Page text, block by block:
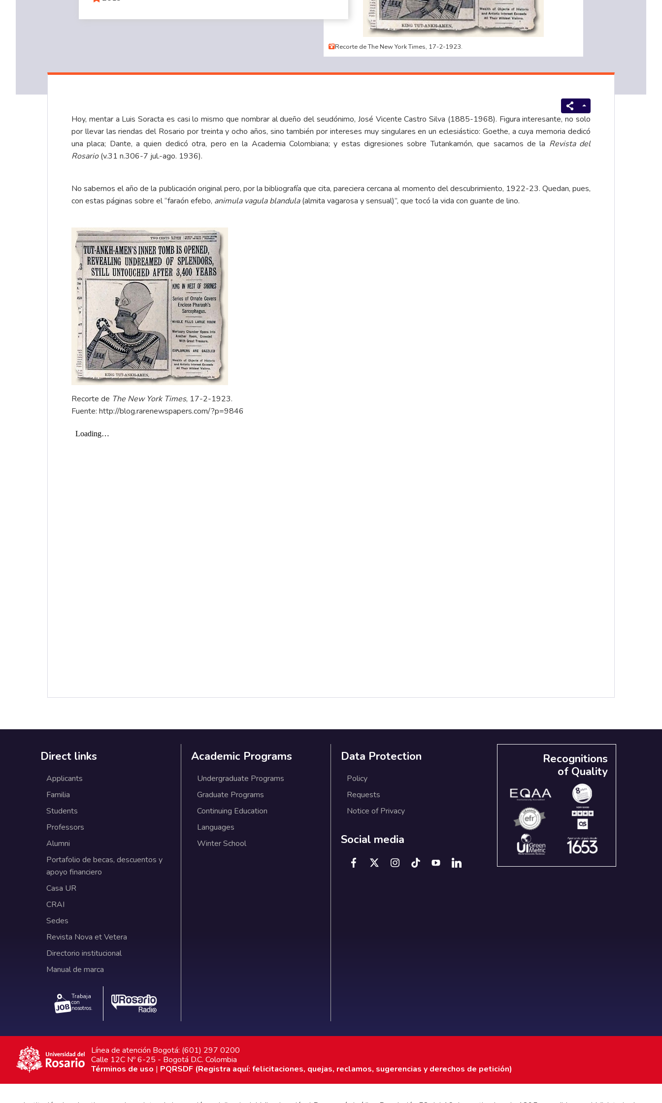
Recorte de The New York Times, 17-2-1923.
Hoy, mentar a Luis Soracta es casi lo mismo que nombrar al dueño del seudónimo, José Vicente Castro Silva (1885-1968). Figura interesante, no solo
por llevar las riendas del Rosario por treinta y ocho años, sino también por intereses muy singulares en un eclesiástico: Goethe, a cuya memoria dedicó
una placa; Dante, a quien dedicó otra, pero en la Academia Colombiana; y estas digresiones sobre Tutankamón, que sacamos de la Revista del
Rosario(v.31 n.306-7 jul.-ago. 1936).
No sabemos el año de la publicación original pero, por la bibliografía que cita, pareciera cercana al momento del descubrimiento, 1922-23. Quedan, pues,
con estas páginas sobre el “faraón efebo, animula vagula blandula(almita vagarosa y sensual)”, que tocó la vida con guante de lino.
Recorte de The New York Times, 17-2-1923.
Fuente: http://blog.rarenewspapers.com/?p=9846
Direct links
Applicants
Familia
Students
Professors
Alumni
Portafolio de becas, descuentos y
apoyo financiero
Casa UR
CRAI
Sedes
Revista Nova et Vetera
Directorio institucional
Manual de marca
Trabaja
con
nosotros.
Academic Programs
Undergraduate Programs
Graduate Programs
Continuing Education
Languages
Winter School
Data Protection
Policy
Requests
Notice of Privacy
Social media
Recognitions
of Quality
Línea de atención Bogotá: (601) 297 0200
Calle 12C Nº 6-25 - Bogotá D.C. Colombia
Términos de uso | PQRSDF (Registra aquí: felicitaciones, quejas, reclamos, sugerencias y derechos de petición)